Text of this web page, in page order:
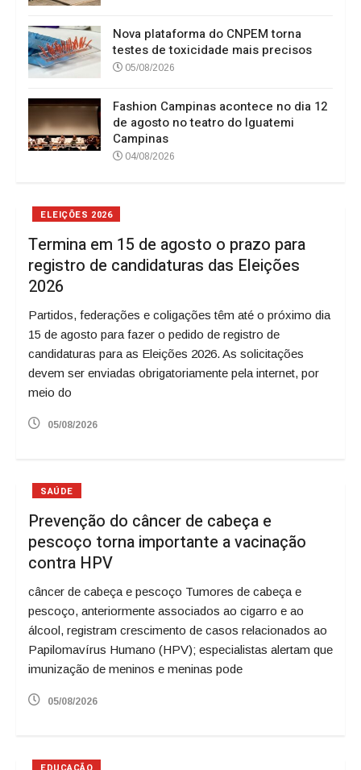
Nova plataforma do CNPEM torna
testes de toxicidade mais precisos
05/08/2026
Fashion Campinas acontece no dia 12
de agosto no teatro do Iguatemi
Campinas
04/08/2026
ELEIÇÕES 2026
Termina em 15 de agosto o prazo para
registro de candidaturas das Eleições
2026
Partidos, federações e coligações têm até o próximo dia
15 de agosto para fazer o pedido de registro de
candidaturas para as Eleições 2026. As solicitações
devem ser enviadas obrigatoriamente pela internet, por
meio do
05/08/2026
SAÚDE
Prevenção do câncer de cabeça e
pescoço torna importante a vacinação
contra HPV
câncer de cabeça e pescoço Tumores de cabeça e
pescoço, anteriormente associados ao cigarro e ao
álcool, registram crescimento de casos relacionados ao
Papilomavírus Humano (HPV); especialistas alertam que
imunização de meninos e meninas pode
05/08/2026